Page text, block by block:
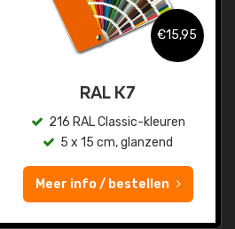
€15,95
RAL K7
216 RAL Classic-kleuren
5 x 15 cm, glanzend
Meer info / bestellen